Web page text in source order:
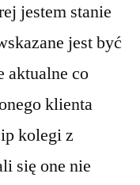
jestem stanie
jest być
aktualne co
klienta
kolegi z
się one nie